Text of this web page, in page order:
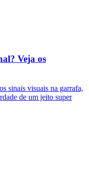
Veja os
sinais visuais na garrafa,
de um jeito super